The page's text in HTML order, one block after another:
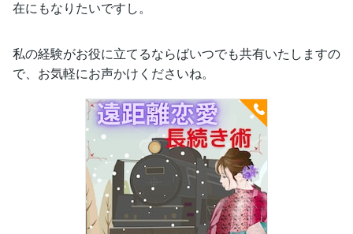
在にもなりたいですし。
私の経験がお役に立てるならばいつでも共有いたしますの
で、お気軽にお声かけくださいね。